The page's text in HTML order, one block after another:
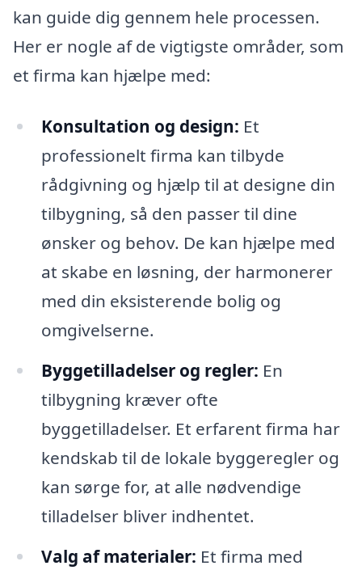
kan guide dig gennem hele processen.
Her er nogle af de vigtigste områder, som
et firma kan hjælpe med:
Konsultation og design: Et
professionelt firma kan tilbyde
rådgivning og hjælp til at designe din
tilbygning, så den passer til dine
ønsker og behov. De kan hjælpe med
at skabe en løsning, der harmonerer
med din eksisterende bolig og
omgivelserne.
Byggetilladelser og regler: En
tilbygning kræver ofte
byggetilladelser. Et erfarent firma har
kendskab til de lokale byggeregler og
kan sørge for, at alle nødvendige
tilladelser bliver indhentet.
Valg af materialer: Et firma med